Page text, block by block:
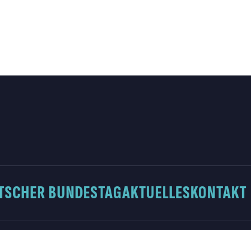
BUNDESTAGAKTUELLESKONTAKT